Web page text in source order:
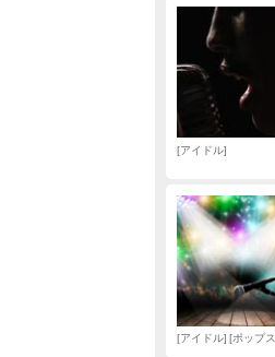
アイドル
アイドル ポップス